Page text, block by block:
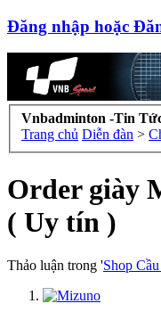
Đăng nhập hoặc
Vnbadminton -Tin
Trang chủ Diễn đàn >
Order giày
( Uy tín )
Thảo luận trong 'Shop